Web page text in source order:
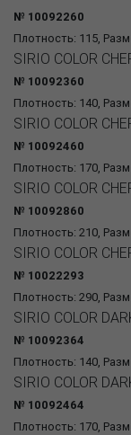
Плотность: 115,
№ 10092260
Плотность: 140,
SIRIO COLOR
№ 10092360
Плотность: 170,
SIRIO COLOR
№ 10092460
Плотность: 210,
SIRIO COLOR
№ 10092860
Плотность: 290,
SIRIO COLOR
№ 10022293
Плотность: 140,
SIRIO COLOR
№ 10092364
Плотность: 170,
SIRIO COLOR
№ 10092464